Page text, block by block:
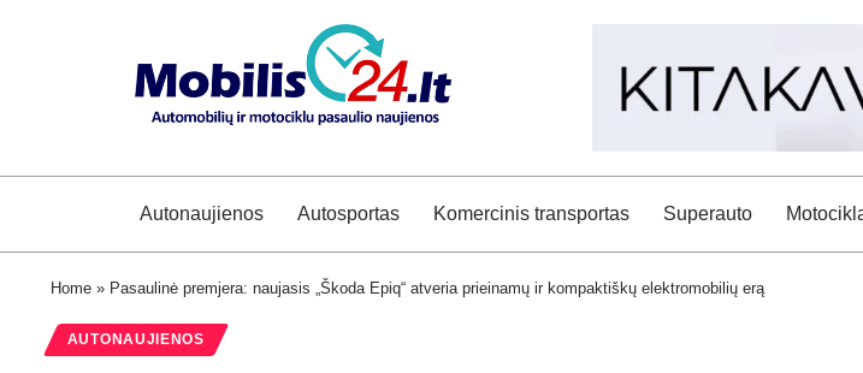
Autonaujienos Autosportas Komercinis transportas Superauto
Home » Pasaulinė premjera: naujasis „Škoda Epiq“ atveria prieinamų ir kompaktiškų elektromobilių erą
AUTONAUJIENOS